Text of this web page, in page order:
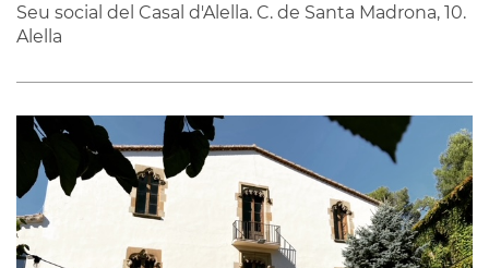
Seu social del Casal d'Alella. C. de Santa Madrona, 10.
Alella